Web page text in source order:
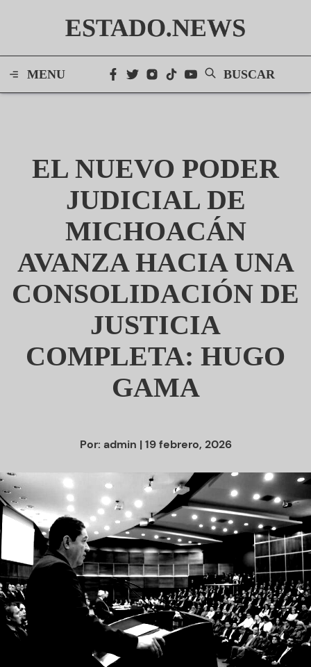
ESTADO.NEWS
MENU BUSCAR
EL NUEVO PODER
JUDICIAL DE
MICHOACÁN
AVANZA HACIA UNA
CONSOLIDACIÓN DE
JUSTICIA
COMPLETA: HUGO
GAMA
Por: admin | 19 febrero, 2026